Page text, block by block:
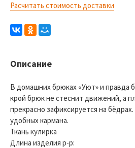
Расчитать стоимость доставки
Описание
В домашних брюках «Уют» и правда
крой брюк не стеснит движений, а
прекрасно зафиксируется на
удобных кармана.
Ткань кулирка
Длина изделия р-р: